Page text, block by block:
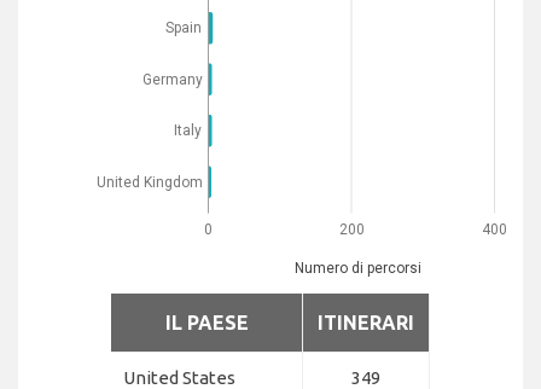
0 200 400
Numero di percorsi
Spain
Germany
Italy
United Kingdom
IL PAESE ITINERARI
United States 349